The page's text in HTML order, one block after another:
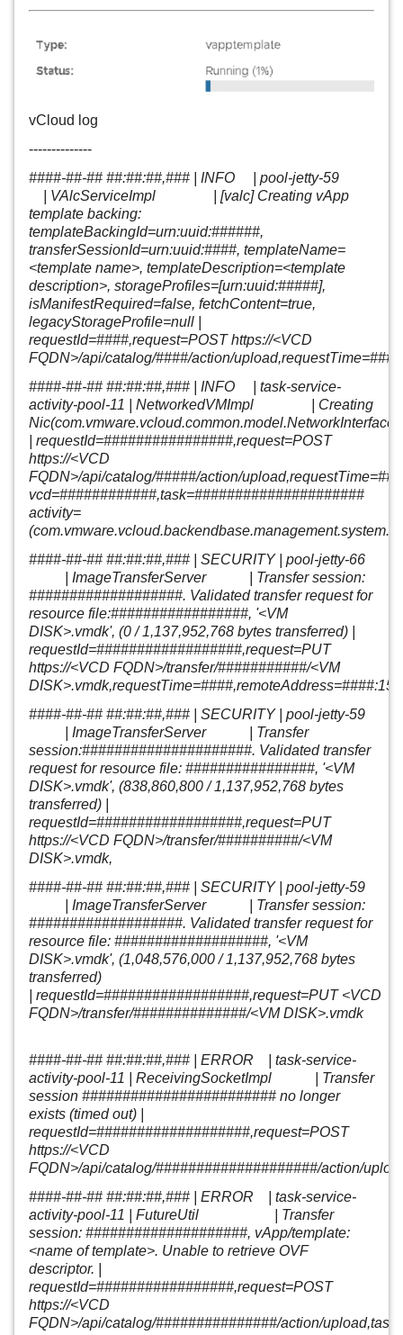
vCloud log
--------------
####-##-## ##:##:##,### | INFO | pool-jetty-59
| VAlcServiceImpl | [valc] Creating vApp
template backing:
templateBackingId=urn:uuid:######,
transferSessionId=urn:uuid:####, templateName=
<template name>, templateDescription=<template
description>, storageProfiles=[urn:uuid:#####],
isManifestRequired=false, fetchContent=true,
legacyStorageProfile=null |
requestId=####,request=POST https://<VCD
FQDN>/api/catalog/####/action/
####-##-## ##:##:##,### | INFO | task-service-
activity-pool-11 | NetworkedVMImpl | Creating
| requestId=################,request=POST
https://<VCD
FQDN>/api/catalog/#####/action/
vcd=############,task=#####################
activity=
####-##-## ##:##:##,### | SECURITY | pool-jetty-66
| ImageTransferServer | Transfer session:
###################. Validated transfer request for
resource file:#################, '<VM
DISK>.vmdk', (0 / 1,137,952,768 bytes transferred) |
requestId=##################,request=PUT
https://<VCD FQDN>/transfer/###########/<VM
####-##-## ##:##:##,### | SECURITY | pool-jetty-59
| ImageTransferServer | Transfer
session:#####################. Validated transfer
request for resource file: ################, '<VM
DISK>.vmdk', (838,860,800 / 1,137,952,768 bytes
transferred) |
requestId=##################,request=PUT
https://<VCD FQDN>/transfer/##########/<VM
DISK>.vmdk,
####-##-## ##:##:##,### | SECURITY | pool-jetty-59
| ImageTransferServer | Transfer session:
###################. Validated transfer request for
resource file: ###################, '<VM
DISK>.vmdk', (1,048,576,000 / 1,137,952,768 bytes
transferred)
requestId=##################,request=PUT <VCD
FQDN>/transfer/##############/<VM DISK>.vmdk
####-##-## ##:##:##,### | ERROR | task-service-
activity-pool-11 | ReceivingSocketImpl | Transfer
session ######################## no longer
exists (timed out) |
requestId=###################,request=POST
https://<VCD
FQDN>/api/catalog/####################/action/
####-##-## ##:##:##,### | ERROR | task-service-
activity-pool-11 | FutureUtil | Transfer
session: ####################, vApp/template:
<name of template>. Unable to retrieve OVF
descriptor. |
requestId=#################,request=POST
https://<VCD
FQDN>/api/catalog/###############/action/